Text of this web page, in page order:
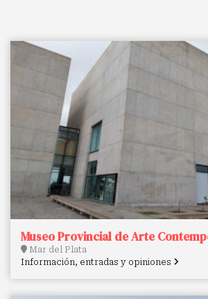
Museo Provincial de Arte
Mar del Plata
Información, entradas y opiniones